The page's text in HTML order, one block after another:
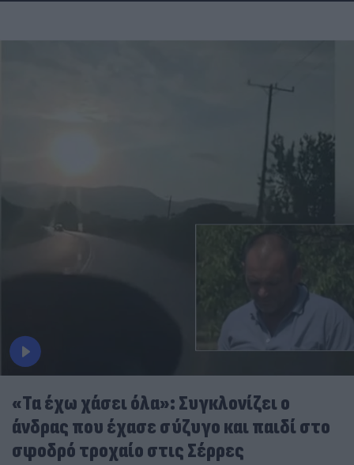
«Τα έχω χάσει όλα»: Συγκλονίζει ο
άνδρας που έχασε σύζυγο και παιδί στο
σφοδρό τροχαίο στις Σέρρες